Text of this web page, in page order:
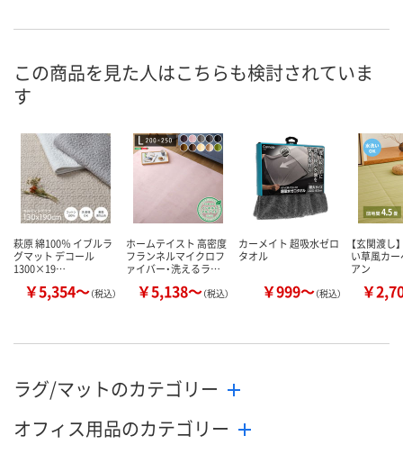
この商品を見た人はこちらも検討されていま
す
萩原 綿100％ イブルラ
グマット デコール
1300×19…
￥5,354～（税込）
ホームテイスト 高密度
フランネルマイクロフ
ァイバー・洗えるラ…
￥5,138～（税込）
カーメイト 超吸水ゼロ
タオル
￥999～（税込）
【玄関渡し
い草風カ
アン
￥
ラグ/マットのカテゴリー
オフィス用品のカテゴリー